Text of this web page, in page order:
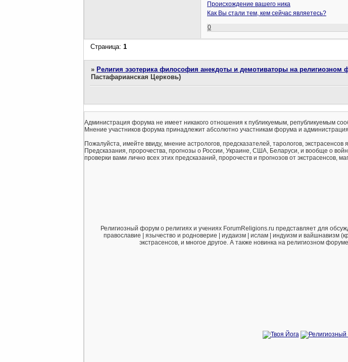
Происхождение вашего ника
Как Вы стали тем, кем сейчас являетесь?
0
Страница:1
» Религия эзотерика философия анекдоты и демотиваторы на
Пастафарианская Церковь)
Администрация форума не имеет никакого отношения к публикуемым, републикуемым
Мнение участников форума принадлежит абсолютно участникам форума и
Пожалуйста, имейте ввиду, мнение астрологов, предсказателей, тарологов,
Предсказания, пророчества, прогнозы о России, Украине, США, Беларуси, и вообще о
проверки вами лично всех этих предсказаний, пророчеств и прогнозов от экстрасенсов,
Религиозный форум о религиях и учениях ForumReligions.ru представляет для
православие | язычество и родноверие | иудаизм | ислам | индуизм и вайшнавизм
экстрасенсов, и многое другое. А также новинка на религиозном